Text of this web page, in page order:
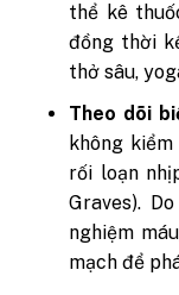
thể kê
đồng thời
thở sâu,
Theo dõi
không
rối loạn
Graves).
nghiệm
mạch để